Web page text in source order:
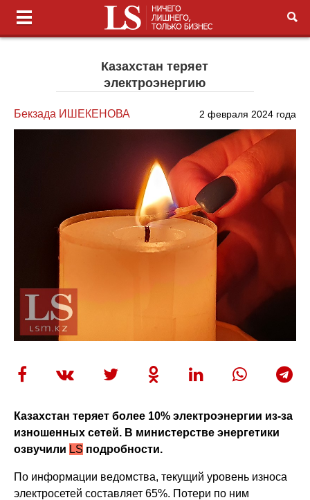
Казахстан теряет
электроэнергию
Бекзада ИШЕКЕНОВА 2 февраля 2024 года
Казахстан теряет более 10% электроэнергии из-за
изношенных сетей. В министерстве энергетики
озвучили LS подробности.
По информации ведомства, текущий уровень износа
электросетей составляет 65%. Потери по ним